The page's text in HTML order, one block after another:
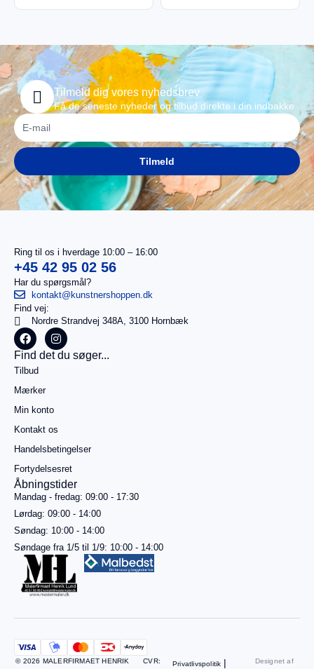
I
alt
0,00kr.
Køb for
499,00kr.
mere for
gratis
betaling
kurv
Tilmeld dig vores nyhedsbrev
Få de seneste nyheder og tilbud direkte i din indbakke
Tilmeld
Ring til os i hverdage 10:00 – 16:00
+45 42 95 02 56
Har du spørgsmål?
kontakt@kunstnershoppen.dk
Find vej:
Nordre Strandvej 348A, 3100 Hornbæk
Find det du søger...
Tilbud
Mærker
Min konto
Kontakt os
Handelsbetingelser
Fortydelsesret
Åbningstider
Mandag - fredag: 09:00 - 17:30
Lørdag: 09:00 - 14:00
Søndag: 10:00 - 14:00
Søndage fra 1/5 til 1/9: 10:00 - 14:00
© 2026 MALERFIRMAET HENRIK
CVR:
Privatlivspolitik |
Designet af